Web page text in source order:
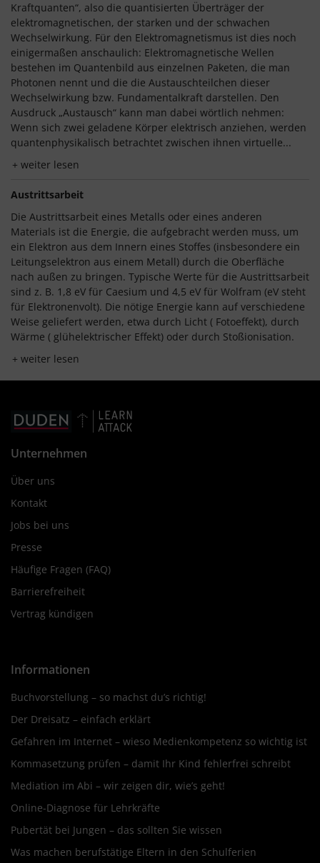
Kraftquanten“, also die quantisierten Überträger der
elektromagnetischen, der starken und der schwachen
Wechselwirkung. Für den Elektromagnetismus ist dies noch
einigermaßen anschaulich: Elektromagnetische Wellen
bestehen im Quantenbild aus einzelnen Paketen, die man
Photonen nennt und die die Austauschteilchen dieser
Wechselwirkung bzw. Fundamentalkraft darstellen. Den
Ausdruck „Austausch“ kann man dabei wörtlich nehmen:
Wenn sich zwei geladene Körper elektrisch anziehen, werden
quantenphysikalisch betrachtet zwischen ihnen virtuelle...
weiter lesen
Austrittsarbeit
Die Austrittsarbeit eines Metalls oder eines anderen
Materials ist die Energie, die aufgebracht werden muss, um
ein Elektron aus dem Innern eines Stoffes (insbesondere ein
Leitungselektron aus einem Metall) durch die Oberfläche
nach außen zu bringen. Typische Werte für die Austrittsarbeit
sind z. B. 1,8 eV für Caesium und 4,5 eV für Wolfram (eV steht
für Elektronenvolt). Die nötige Energie kann auf verschiedene
Weise geliefert werden, etwa durch Licht ( Fotoeffekt), durch
Wärme ( glühelektrischer Effekt) oder durch Stoßionisation.
weiter lesen
Unternehmen
Über uns
Kontakt
Jobs bei uns
Presse
Häufige Fragen (FAQ)
Barrierefreiheit
Vertrag kündigen
Informationen
Buchvorstellung – so machst du’s richtig!
Der Dreisatz – einfach erklärt
Gefahren im Internet – wieso Medienkompetenz so wichtig ist
Kommasetzung prüfen – damit Ihr Kind fehlerfrei schreibt
Mediation im Abi – wir zeigen dir, wie’s geht!
Online-Diagnose für Lehrkräfte
Pubertät bei Jungen – das sollten Sie wissen
Was machen berufstätige Eltern in den Schulferien